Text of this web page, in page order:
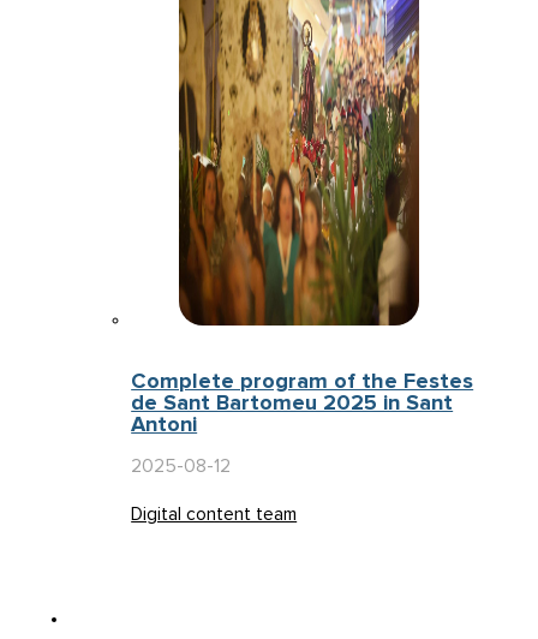
Complete program of the Festes
de Sant Bartomeu 2025 in Sant
Antoni
2025-08-12
Digital content team